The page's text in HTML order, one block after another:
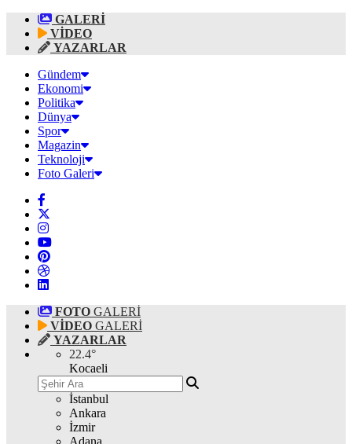
GALERİ
VİDEO
YAZARLAR
Gündem
Ekonomi
Politika
Dünya
Spor
Magazin
Teknoloji
Foto Galeri
FOTO GALERİ
VİDEO GALERİ
YAZARLAR
22.4°
Kocaeli
İstanbul
Ankara
İzmir
Adana